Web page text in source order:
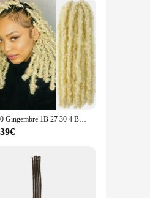
seamlessly without
or a pop of color,
#350 Gingembre 1B 27 30 4 BUG# Pré-bouclé Papillon Locs Crochet Tresses Cheveux Bohème Faux cheveux au crochet meche cheveux a tresser